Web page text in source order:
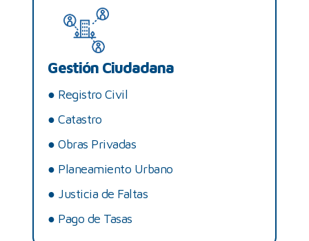
Gestión Ciudadana
● Registro Civil
●Catastro
●Obras Privadas
● Planeamiento Urbano
● Justicia de Faltas
● Pago de Tasas